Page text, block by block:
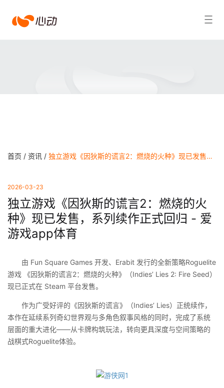
爱搜索结果
首页 / 资讯 / 独立游戏《因狄斯的谎言2：燃烧的火种》现已发售，系列续作正式回归 - 爱游戏app体育
2026-03-23
独立游戏《因狄斯的谎言2：燃烧的火
种》现已发售，系列续作正式回归 - 爱
游戏app体育
由 Fun Square Games 开发、Erabit 发行的全新策略Roguelite
游戏 《因狄斯的谎言2：燃烧的火种》（Indies’ Lies 2: Fire Seed）
现已正式在 Steam 平台发售。
作为广受好评的《因狄斯的谎言》（Indies’ Lies）正统续作，
本作在延续系列奇幻世界观与多角色叙事风格的同时，完成了系统
层面的重大进化——从卡牌构筑玩法，转向更具深度与空间策略的
战棋式Roguelite体验。